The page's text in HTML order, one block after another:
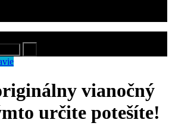
vianočný
určite potešíte!